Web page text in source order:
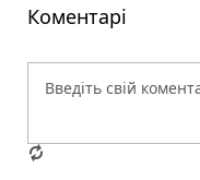
Коментарі